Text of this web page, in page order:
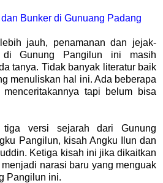
Bunker di Gunuang Padang
jauh, penamanan dan jejak-
Gunung Pangilun ini masih
tanya. Tidak banyak literatur baik
menuliskan hal ini. Ada beberapa
tapi belum bisa
tiga versi sejarah dari Gunung
Pangilun, kisah Angku Ilun dan
Ketiga kisah ini jika dikaitkan
narasi baru yang menguak
Pangilun ini.